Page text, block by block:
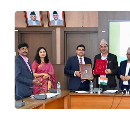
प्रगति
विवरण
सार्वजनिक:
सुशासन र
विकास
निर्माणमा
उल्लेख्य
सुधार
८ घण्टा अगाडी
चलचित्र
‘कमला
मिस’ र
‘हली’
प्रदर्शनमा
८ घण्टा अगाडी
उपत्यकामा
शुक्रबार